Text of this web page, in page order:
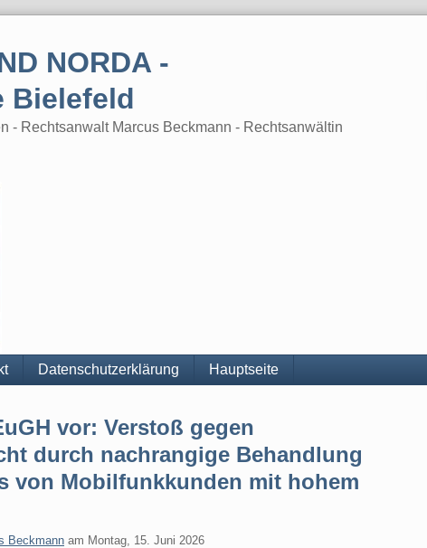
NORDA -
Bielefeld
- Rechtsanwalt Marcus Beckmann - Rechtsanwältin
Datenschutzerklärung Hauptseite
vor: Verstoß gegen
durch nachrangige Behandlung
von Mobilfunkkunden mit hohem
Beckmann am Montag, 15. Juni 2026